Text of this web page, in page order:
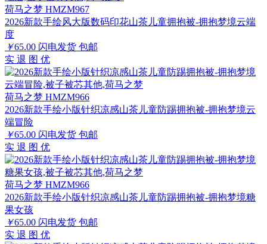
荷马之梦 HMZM967
2026新款手绘风大版数码印花山茶儿童拥抱被-拥抱梦境云端
度
￥65.00 闪电发货 包邮
实 退 图 优
荷马之梦 HMZM966
2026新款手绘小版针织凉感山茶儿童防踢拥抱被-拥抱梦境云
端冒险
￥65.00 闪电发货 包邮
实 退 图 优
荷马之梦 HMZM966
2026新款手绘小版针织凉感山茶儿童防踢拥抱被-拥抱梦境糖
果女孩
￥65.00 闪电发货 包邮
实 退 图 优